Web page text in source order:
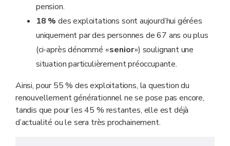
pension.
18 % des exploitations sont aujourd’hui gérées
uniquement par des personnes de 67 ans ou plus
(ci-après dénommé «senior») soulignant une
situation particulièrement préoccupante.
Ainsi, pour 55 % des exploitations, la question du
renouvellement générationnel ne se pose pas encore,
tandis que pour les 45 % restantes, elle est déjà
d’actualité ou le sera très prochainement.